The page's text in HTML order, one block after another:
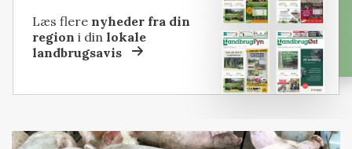
Læs flere nyheder fra din
region i dinlokale
landbrugsavis